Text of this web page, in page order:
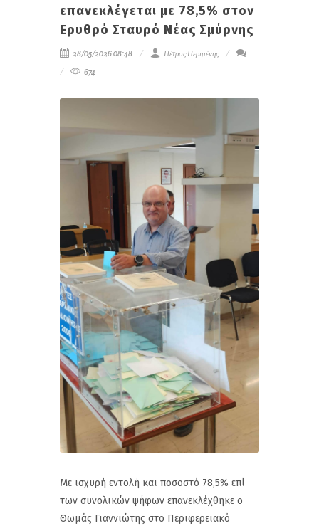
επανεκλέγεται με 78,5% στον
Ερυθρό Σταυρό Νέας Σμύρνης
28/05/2026 08:48
Πέτρος Περιμένης
674
Με ισχυρή εντολή και ποσοστό 78,5% επί
των συνολικών ψήφων επανεκλέχθηκε ο
Θωμάς Γιαννιώτης στο Περιφερειακό